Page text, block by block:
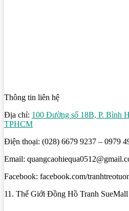
Thông tin liên hệ
Địa chỉ: 100 Đường số 18B, P. Bình
TPHCM
Điện thoại: (028) 6679 9237 – 0979
Email:
Facebook: facebook.com/
11. Thế Giới Đồng Hồ Tranh